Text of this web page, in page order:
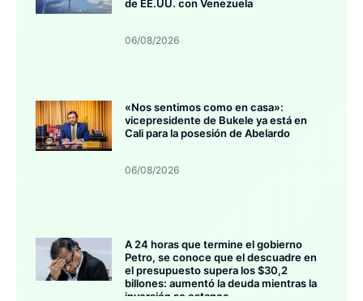
de EE.UU. con Venezuela
06/08/2026
«Nos sentimos como en casa»:
vicepresidente de Bukele ya está en
Cali para la posesión de Abelardo
06/08/2026
A 24 horas que termine el gobierno
Petro, se conoce que el descuadre en
el presupuesto supera los $30,2
billones: aumentó la deuda mientras la
inversión se estanca